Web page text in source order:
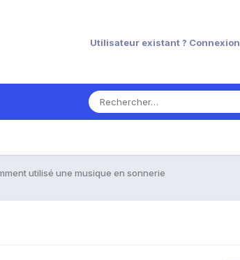
Utilisateur existant ? Connexion
utilisé une musique en sonnerie